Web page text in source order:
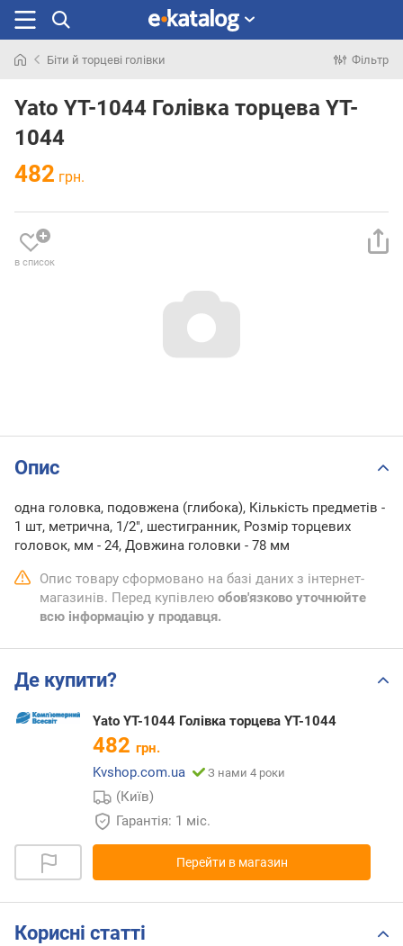
раніше
Біти й торцеві голівки Фільтр
Yato YT-1044 Голівка торцева YT-
1044
482 грн.
в список
Опис
одна головка, подовжена (глибока), Кількість предметів -
1 шт, метрична, 1/2", шестигранник, Розмір торцевих
головок, мм - 24, Довжина головки - 78 мм
Опис товару сформовано на базі даних з інтернет-
магазинів. Перед купівлею обов'язково уточнюйте
всю інформацію у продавця.
Де купити?
Yato YT-1044 Голівка торцева YT-1044
482 грн.
Kvshop.com.ua
З нами 4 роки
(Київ)
Гарантія: 1 міс.
Перейти в магазин
Корисні статті